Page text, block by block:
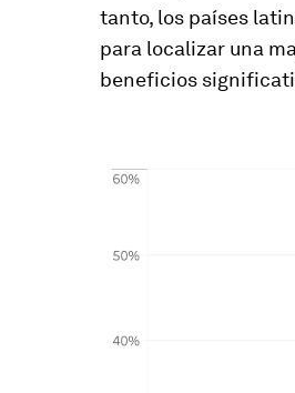
tanto, los países
para localizar una
beneficios